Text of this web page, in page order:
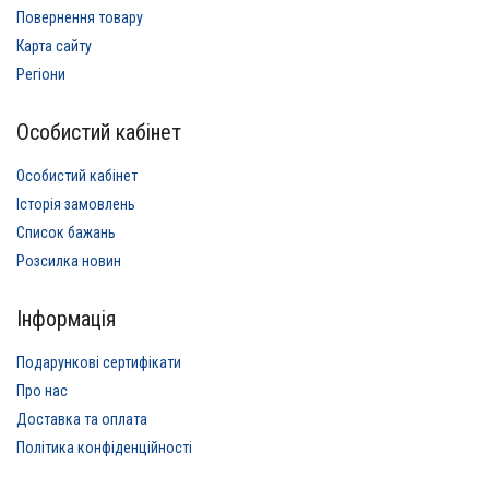
Повернення товару
Карта сайту
Регіони
Особистий кабінет
Особистий кабінет
Історія замовлень
Список бажань
Розсилка новин
Інформація
Подарункові сертифікати
Про нас
Доставка та оплата
Політика конфіденційності